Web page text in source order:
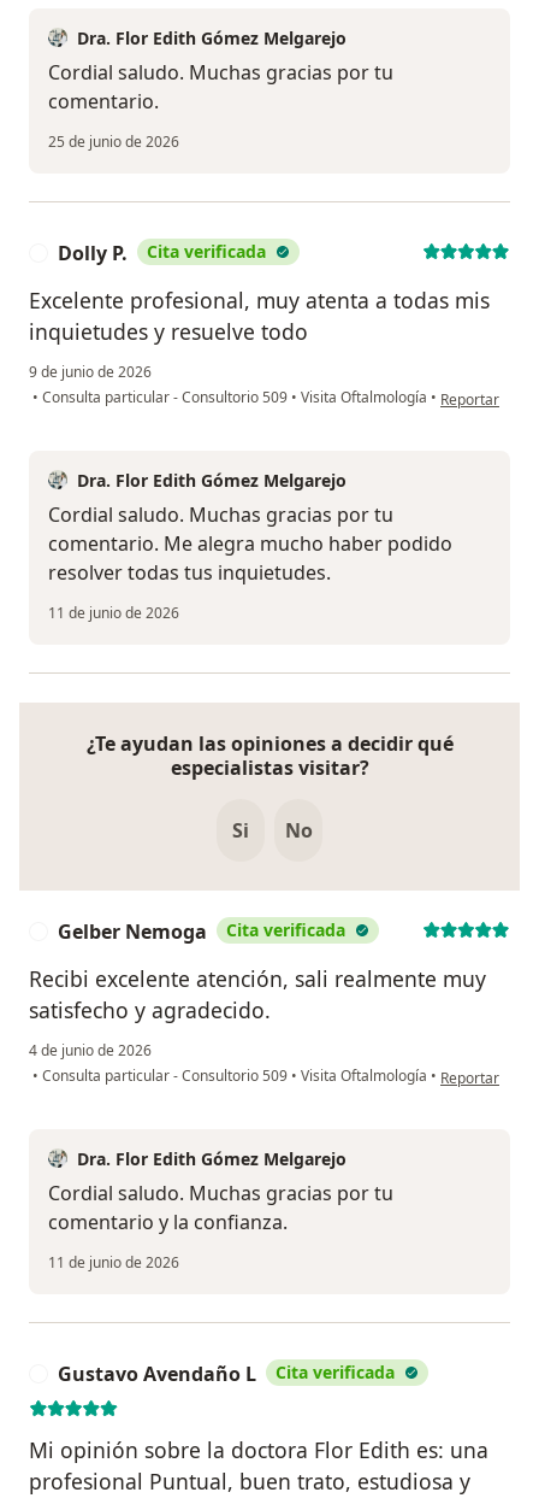
Dra. Flor Edith Gómez Melgarejo
Cordial saludo. Muchas gracias por tu
comentario.
25 de junio de 2026
Dolly P. Cita verificada
Excelente profesional, muy atenta a todas mis
inquietudes y resuelve todo
9 de junio de 2026
• Consulta particular - Consultorio 509 • Visita Oftalmología • en opinión del
Reportar
Dra. Flor Edith Gómez Melgarejo
Cordial saludo. Muchas gracias por tu
comentario. Me alegra mucho haber podido
resolver todas tus inquietudes.
11 de junio de 2026
¿Te ayudan las opiniones a decidir qué
especialistas visitar?
Si No
Gelber Nemoga Cita verificada
Recibi excelente atención, sali realmente muy
satisfecho y agradecido.
4 de junio de 2026
• Consulta particular - Consultorio 509 • Visita Oftalmología • en opinión
Reportar
Dra. Flor Edith Gómez Melgarejo
Cordial saludo. Muchas gracias por tu
comentario y la confianza.
11 de junio de 2026
Gustavo Avendaño L Cita verificada
Mi opinión sobre la doctora Flor Edith es: una
profesional Puntual, buen trato, estudiosa y